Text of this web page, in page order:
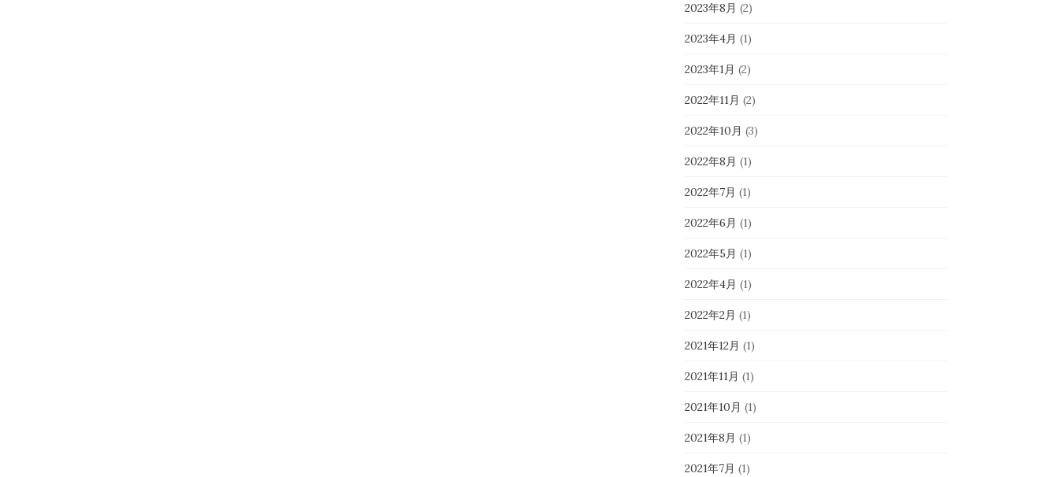
2023年8月 (2)
2023年4月 (1)
2023年1月 (2)
2022年11月 (2)
2022年10月 (3)
2022年8月 (1)
2022年7月 (1)
2022年6月 (1)
2022年5月 (1)
2022年4月 (1)
2022年2月 (1)
2021年12月 (1)
2021年11月 (1)
2021年10月 (1)
2021年8月 (1)
2021年7月 (1)